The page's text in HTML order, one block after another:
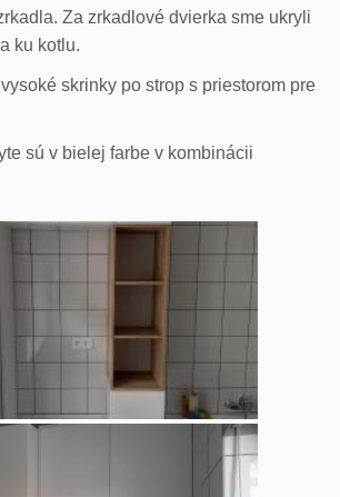
Za zrkadlové dvierka sme ukryli
ku kotlu.
skrinky po strop s priestorom pre
sú v bielej farbe v kombinácii